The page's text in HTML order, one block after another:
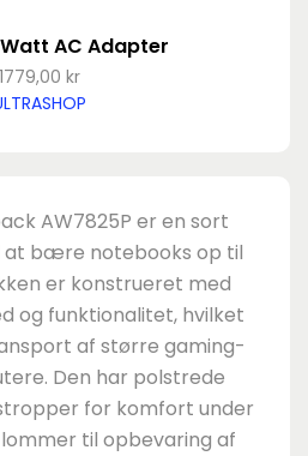
AC Adapter
1779,00 kr
AW7825P er en sort
bære notebooks op til
er konstrueret med
og funktionalitet, hvilket
af større gaming-
Den har polstrede
for komfort under
til opbevaring af